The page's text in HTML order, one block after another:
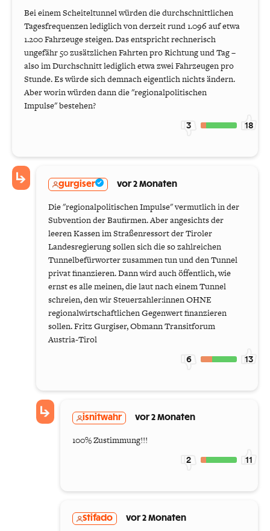
Bei einem Scheiteltunnel würden die durchschnittlichen
Tagesfrequenzen lediglich von derzeit rund 1.096 auf etwa
1.200 Fahrzeuge steigen. Das entspricht rechnerisch
ungefähr 50 zusätzlichen Fahrten pro Richtung und Tag –
also im Durchschnitt lediglich etwa zwei Fahrzeugen pro
Stunde. Es würde sich demnach eigentlich nichts ändern.
Aber worin würden dann die "regionalpolitischen
Impulse" bestehen?
3 18
gurgiser vor 2 Monaten
Die "regionalpolitischen Impulse" vermutlich in der
Subvention der Baufirmen. Aber angesichts der
leeren Kassen im Straßenressort der Tiroler
Landesregierung sollen sich die so zahlreichen
Tunnelbefürworter zusammen tun und den Tunnel
privat finanzieren. Dann wird auch öffentlich, wie
ernst es alle meinen, die laut nach einem Tunnel
schreien, den wir Steuerzahler:innen OHNE
regionalwirtschaftlichen Gegenwert finanzieren
sollen. Fritz Gurgiser, Obmann Transitforum
Austria-Tirol
6 13
isnitwahr vor 2 Monaten
100% Zustimmung!!!
2 11
Stifado vor 2 Monaten